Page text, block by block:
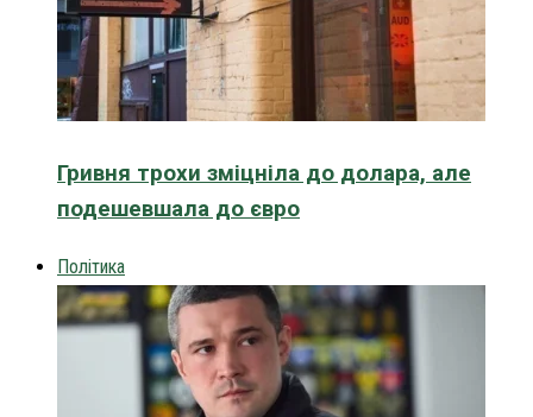
Гривня трохи зміцніла до долара, але
подешевшала до євро
Політика